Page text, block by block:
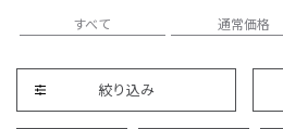
すべて 通常価格
絞り込み